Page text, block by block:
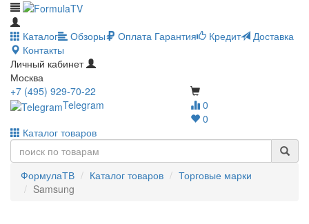
Каталог Обзоры Оплата Гарантия Кредит
Доставка
Контакты
Личный кабинет
Москва
0
0
+7 (495) 929-70-22
Telegram
Каталог товаров
ФормулаТВ Каталог товаров
Торговые марки
Samsung